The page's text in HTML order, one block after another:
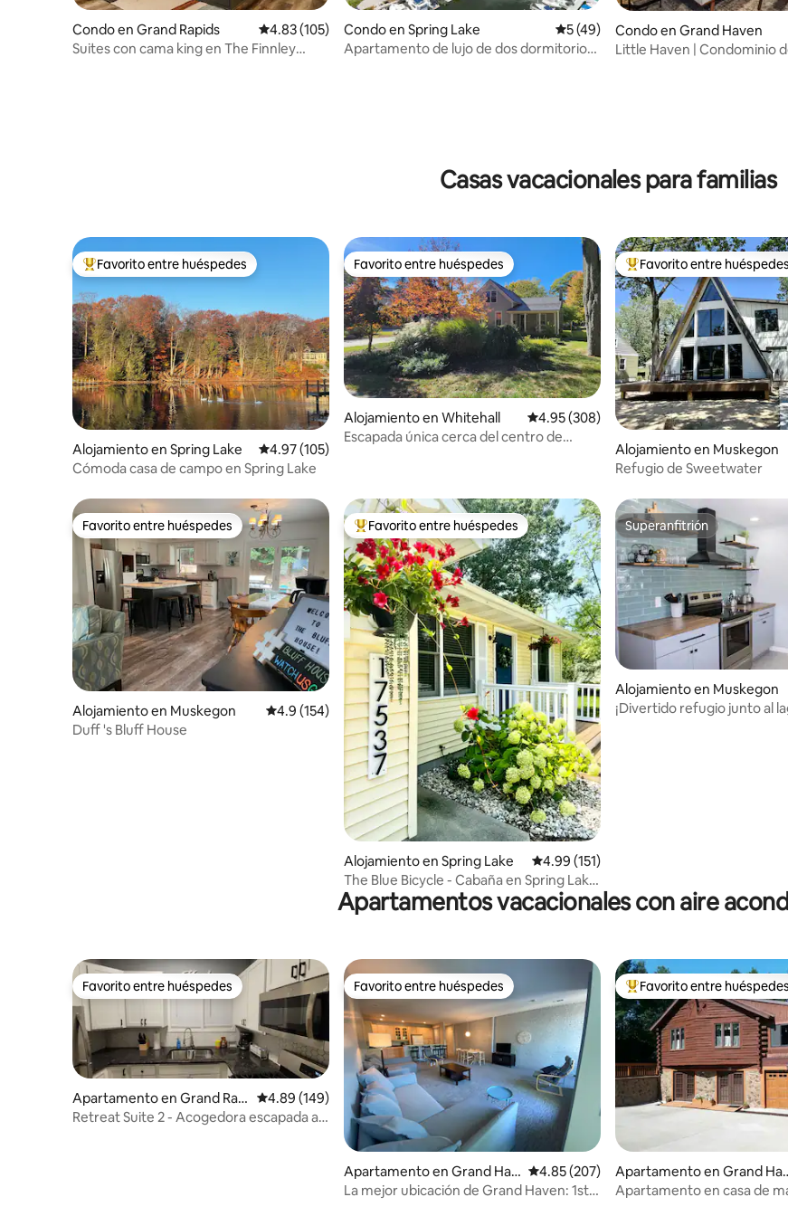
Condo en Grand Rapids Calificación promedio: 4.83 de 5, 105 reseñas
4.83 (105)
Suites con cama king en The Finnley
Condo en Spring Lake Calificación promedio: 5 de 5, 49
5 (49)
Apartamento de lujo de dos dormitorios
Condo en Grand Haven
Little Haven | Condominio
Casas vacacionales para familias
Favorito entre huéspedes preferido
Favorito entre huéspedes
Alojamiento en Spring Lake Calificación promedio: 4.97 de 5, 105 reseñas
4.97 (105)
Cómoda casa de campo en Spring Lake
Favorito entre huéspedes
Favorito entre huéspedes
Alojamiento en Whitehall Calificación promedio: 4.95 de 5, 308
4.95 (308)
Escapada única cerca del centro de
Favorito entre huéspedes
Favorito entre huéspedes
Alojamiento en Muskegon
Refugio de Sweetwater
Favorito entre huéspedes
Favorito entre huéspedes
Alojamiento en Muskegon Calificación promedio: 4.9 de 5, 154 reseñas
4.9 (154)
Duff 's Bluff House
Favorito entre huéspedes preferido
Favorito entre huéspedes
Alojamiento en Spring Lake Calificación promedio: 4.99 de 5, 151
4.99 (151)
The Blue Bicycle - Cabaña en Spring Lake
cerca de la playa
Superanfitrión
Superanfitrión
Alojamiento en Muskegon
¡Divertido refugio junto al
Apartamentos vacacionales con aire
Favorito entre huéspedes
Favorito entre huéspedes
Apartamento en Grand Rapi
ds
Calificación promedio: 4.89 de 5, 149 reseñas
4.89 (149)
Retreat Suite 2 - Acogedora escapada al
Favorito entre huéspedes
Favorito entre huéspedes
Apartamento en Grand Hav
en
Calificación promedio: 4.85 de 5, 207
4.85 (207)
La mejor ubicación de Grand Haven: 1st
Favorito entre huéspedes
Favorito entre huéspedes
Apartamento en Grand Hav
en
Apartamento en casa de